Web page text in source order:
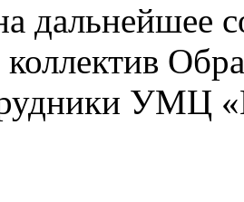
дальнейшее
УМЦ